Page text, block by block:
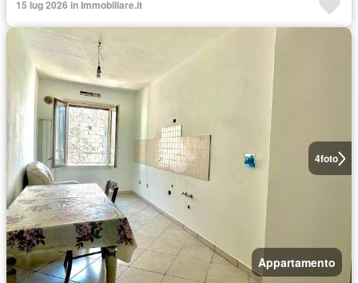
15 lug 2026 in Immobiliare.it
4foto
Appartamento